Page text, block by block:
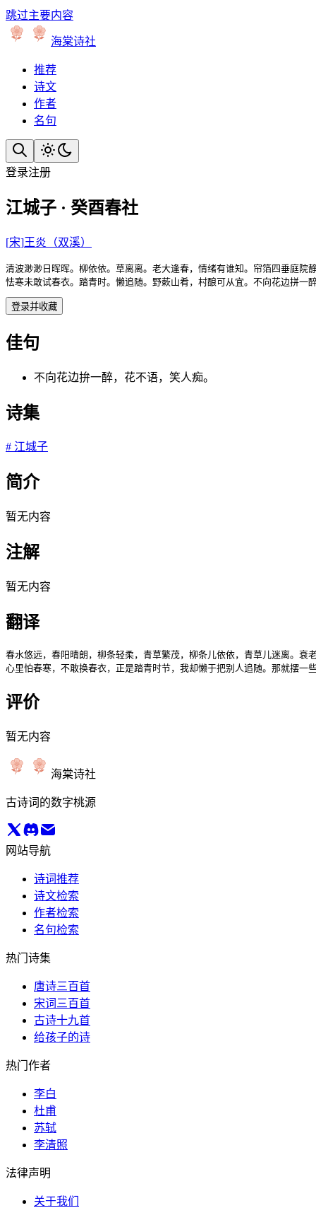
跳过主要内容
海棠诗社
推荐
诗文
作者
名句
登录注册
江城子 · 癸酉春社
[宋]王炎（双溪）
清波渺渺日晖晖。柳依依。草离离。老大逢春，情绪有谁知。帘箔四垂庭院
怯寒未敢试春衣。踏青时。懒追随。野蔌山肴，村酿可从宜。不向花边拼一
登录并收藏
佳句
不向花边拚一醉，花不语，笑人痴。
诗集
# 江城子
简介
暂无内容
注解
暂无内容
翻译
春水悠远，春阳晴朗，柳条轻柔，青草繁茂，柳条儿依依，青草儿迷离。
心里怕春寒，不敢换春衣，正是踏青时节，我却懒于把别人追随。那就摆
评价
暂无内容
海棠诗社
古诗词的数字桃源
网站导航
诗词推荐
诗文检索
作者检索
名句检索
热门诗集
唐诗三百首
宋词三百首
古诗十九首
给孩子的诗
热门作者
李白
杜甫
苏轼
李清照
法律声明
关于我们